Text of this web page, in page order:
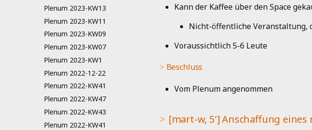
Plenum 2023-KW13
Plenum 2023-KW11
Plenum 2023-KW09
Plenum 2023-KW07
Plenum 2023-KW1
Plenum 2022-12-22
Plenum 2022-KW41
Plenum 2022-KW47
Plenum 2022-KW43
Plenum 2022-KW41
Kann der Kaffee über den Space
Nicht-öffentliche Veranstaltung,
Voraussichtlich 5-6 Leute
Beschluss
Vom Plenum angenommen
[mart-w, 5'] Anschaffung